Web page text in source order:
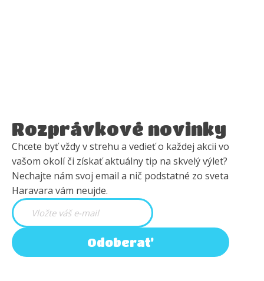
Rozprávkové novinky
Chcete byť vždy v strehu a vedieť o každej akcii vo
vašom okolí či získať aktuálny tip na skvelý výlet?
Nechajte nám svoj email a nič podstatné zo sveta
Haravara vám neujde.
Odoberať